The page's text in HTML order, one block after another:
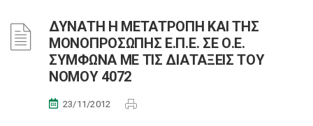
ΔΥΝΑΤΗ Η ΜΕΤΑΤΡΟΠΗ ΚΑΙ ΤΗΣ
ΜΟΝΟΠΡΟΣΩΠΗΣ Ε.Π.Ε. ΣΕ Ο.Ε.
ΣΥΜΦΩΝΑ ΜΕ ΤΙΣ ΔΙΑΤΑΞΕΙΣ ΤΟΥ
ΝΟΜΟΥ 4072
23/11/2012